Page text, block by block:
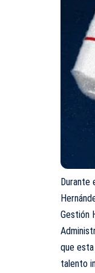
Durante
Gestión
que
talento